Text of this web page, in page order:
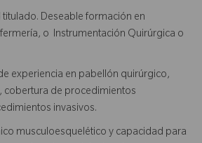
titulado. Deseable formación en
o Instrumentación Quirúrgica o
experiencia en pabellón quirúrgico,
de procedimientos
invasivos.
musculoesquelético y capacidad para